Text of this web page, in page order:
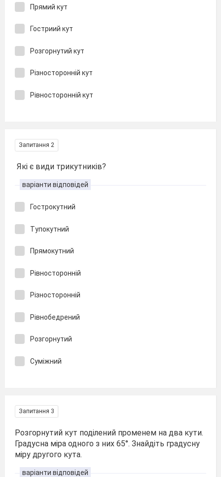
Прямий кут
Гостриий кут
Розгорнутий кут
Різносторонній кут
Рівносторонній кут
Запитання 2
Які є види трикутників?
варіанти відповідей
Гострокутний
Тупокутний
Прямокутний
Рівносторонній
Різносторонній
Рівнобедрений
Розгорнутий
Суміжний
Запитання 3
Розгорнутий кут поділений променем на два кути.
Градусна міра одного з них 65°. Знайдіть градусну
міру другого кута.
варіанти відповідей